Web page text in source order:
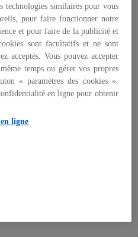
métiers et
& Fiscal ou
technologies similaires pour vous
pour faire fonctionner notre
et pour faire de la publicité et
sont facultatifs et ne sont
acceptés. Vous pouvez accepter
temps ou gérer vos propres
« paramètres des cookies ».
en ligne pour obtenir
ligne